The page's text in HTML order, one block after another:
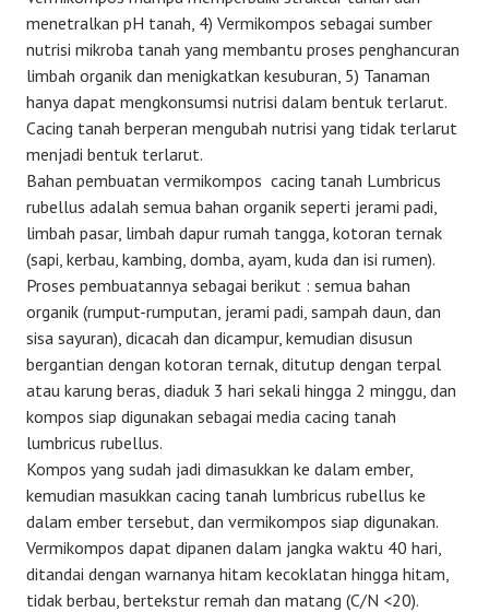
menetralkan pH tanah, 4) Vermikompos sebagai sumber
nutrisi mikroba tanah yang membantu proses penghancuran
limbah organik dan menigkatkan kesuburan, 5) Tanaman
hanya dapat mengkonsumsi nutrisi dalam bentuk terlarut.
Cacing tanah berperan mengubah nutrisi yang tidak terlarut
menjadi bentuk terlarut.
Bahan pembuatan vermikompos cacing tanah Lumbricus
rubellus adalah semua bahan organik seperti jerami padi,
limbah pasar, limbah dapur rumah tangga, kotoran ternak
(sapi, kerbau, kambing, domba, ayam, kuda dan isi rumen).
Proses pembuatannya sebagai berikut : semua bahan
organik (rumput-rumputan, jerami padi, sampah daun, dan
sisa sayuran), dicacah dan dicampur, kemudian disusun
bergantian dengan kotoran ternak, ditutup dengan terpal
atau karung beras, diaduk 3 hari sekali hingga 2 minggu, dan
kompos siap digunakan sebagai media cacing tanah
lumbricus rubellus.
Kompos yang sudah jadi dimasukkan ke dalam ember,
kemudian masukkan cacing tanah lumbricus rubellus ke
dalam ember tersebut, dan vermikompos siap digunakan.
Vermikompos dapat dipanen dalam jangka waktu 40 hari,
ditandai dengan warnanya hitam kecoklatan hingga hitam,
tidak berbau, bertekstur remah dan matang (C/N <20).